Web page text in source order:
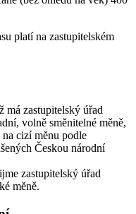
platí na zastupitelském
má zastupitelský úřad
volně směnitelné měně,
cizí měnu podle
Českou národní
zastupitelský úřad
měně.